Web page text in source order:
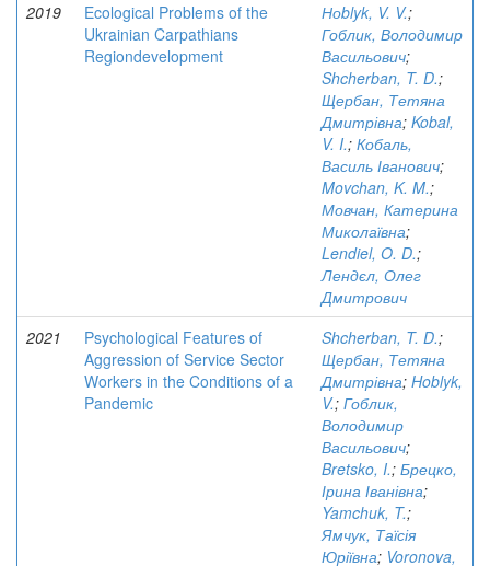
2019
Ecological Problems of the
Ukrainian Carpathians
Regiondevelopment
Ноblyk, V. V.;
Гоблик, Володимир
Васильович;
Shcherban, T. D.;
Щербан, Тетяна
Дмитрівна; Kobal,
V. I.; Кобаль,
Василь Іванович;
Movchan, K. M.;
Мовчан, Катерина
Миколаївна;
Lendiel, O. D.;
Лендєл, Олег
Дмитрович
2021
Psychological Features of
Aggression of Service Sector
Workers in the Conditions of a
Pandemic
Shcherban, T. D.;
Щербан, Тетяна
Дмитрівна; Hoblyk,
V.; Гоблик,
Володимир
Васильович;
Bretsko, I.; Брецко,
Ірина Іванівна;
Yamchuk, T.;
Ямчук, Таїсія
Юріївна; Voronova,